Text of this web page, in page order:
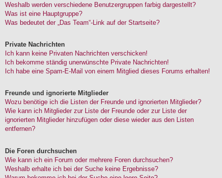
Weshalb werden verschiedene Benutzergruppen farbig dargestellt?
Was ist eine Hauptgruppe?
Was bedeutet der „Das Team“-Link auf der Startseite?
Private Nachrichten
Ich kann keine Privaten Nachrichten verschicken!
Ich bekomme ständig unerwünschte Private Nachrichten!
Ich habe eine Spam-E-Mail von einem Mitglied dieses Forums erhalten!
Freunde und ignorierte Mitglieder
Wozu benötige ich die Listen der Freunde und ignorierten Mitglieder?
Wie kann ich Mitglieder zur Liste der Freunde oder zur Liste der
ignorierten Mitglieder hinzufügen oder diese wieder aus den Listen
entfernen?
Die Foren durchsuchen
Wie kann ich ein Forum oder mehrere Foren durchsuchen?
Weshalb erhalte ich bei der Suche keine Ergebnisse?